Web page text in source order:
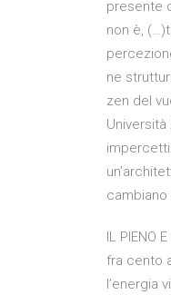
presente
non è,
ne
zen del
IL PIENO
fra cento
l’energia